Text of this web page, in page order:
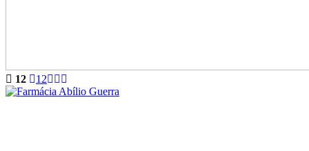
12 12